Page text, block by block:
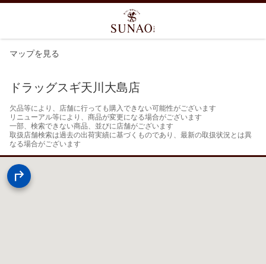
マップを見る
ドラッグスギ天川大島店
欠品等により、店舗に行っても購入できない可能性がございます
リニューアル等により、商品が変更になる場合がございます
一部、検索できない商品、並びに店舗がございます
取扱店舗検索は過去の出荷実績に基づくものであり、最新の取扱状況とは異
なる場合がございます